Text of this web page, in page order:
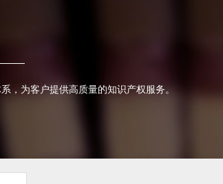
，为客户提供高质量的知识产权服务。